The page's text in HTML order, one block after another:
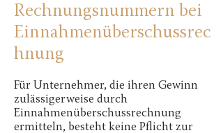
Rechnungsnummern bei
Einnahmenüberschussrec
hnung
Für Unternehmer, die ihren Gewinn
zulässigerweise durch
Einnahmenüberschussrechnung
ermitteln, besteht keine Pflicht zur